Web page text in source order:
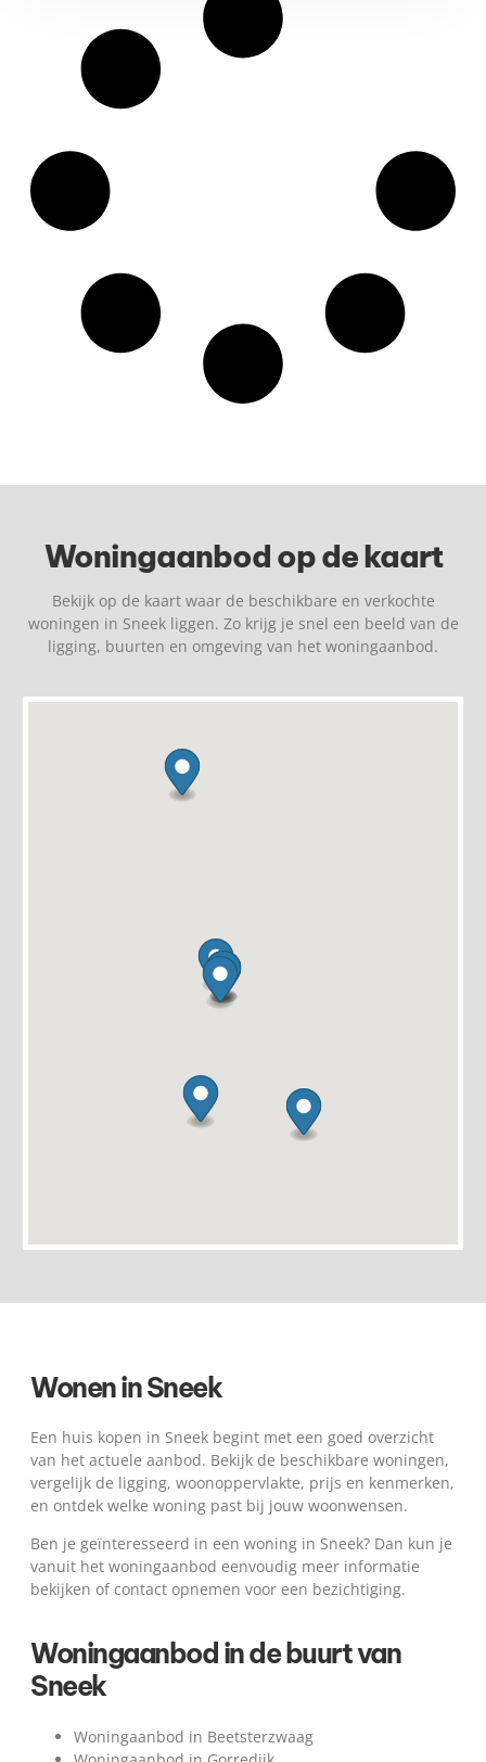
Woningaanbod op de kaart
Bekijk op de kaart waar de beschikbare en verkochte
woningen in Sneek liggen. Zo krijg je snel een beeld van de
ligging, buurten en omgeving van het woningaanbod.
Wonen in Sneek
Een huis kopen in Sneek begint met een goed overzicht
van het actuele aanbod. Bekijk de beschikbare woningen,
vergelijk de ligging, woonoppervlakte, prijs en kenmerken,
en ontdek welke woning past bij jouw woonwensen.
Ben je geïnteresseerd in een woning in Sneek? Dan kun je
vanuit het woningaanbod eenvoudig meer informatie
bekijken of contact opnemen voor een bezichtiging.
Woningaanbod in de buurt van
Sneek
Woningaanbod in Beetsterzwaag